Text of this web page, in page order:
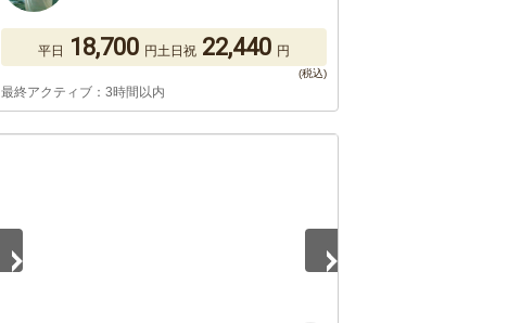
平日 18,700 円土日祝 22,440 円
最終アクティブ：3時間以内